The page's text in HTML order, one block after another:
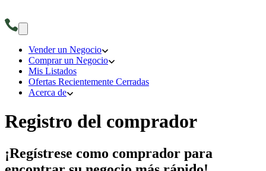
Vender un Negocio
Comprar un Negocio
Mis Listados
Ofertas Recientemente Cerradas
Acerca de
Registro del comprador
¡Regístrese como comprador para